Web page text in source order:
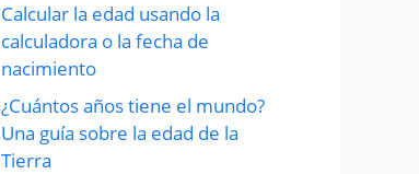
Calcular la edad usando la
calculadora o la fecha de
nacimiento
¿Cuántos años tiene el mundo?
Una guía sobre la edad de la
Tierra